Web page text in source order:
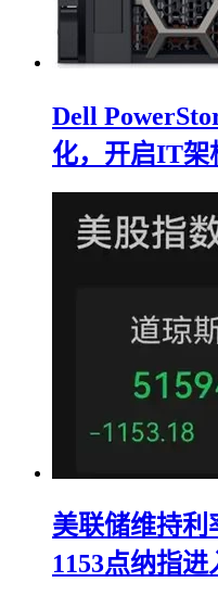
Dell
化，开启IT架
美联储维持利
1153点纳指进